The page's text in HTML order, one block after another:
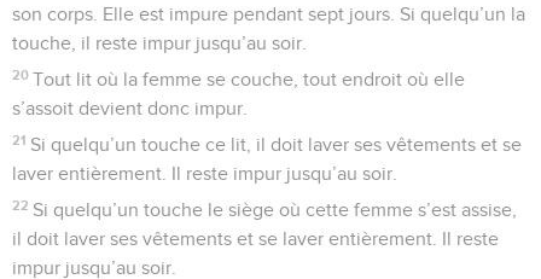
son corps. Elle est impure pendant sept jours. Si quelqu’un la
touche, il reste impur jusqu’au soir.
20 Tout lit où la femme se couche, tout endroit où elle
s’assoit devient donc impur.
21 Si quelqu’un touche ce lit, il doit laver ses vêtements et se
laver entièrement. Il reste impur jusqu’au soir.
22 Si quelqu’un touche le siège où cette femme s’est assise,
il doit laver ses vêtements et se laver entièrement. Il reste
impur jusqu’au soir.